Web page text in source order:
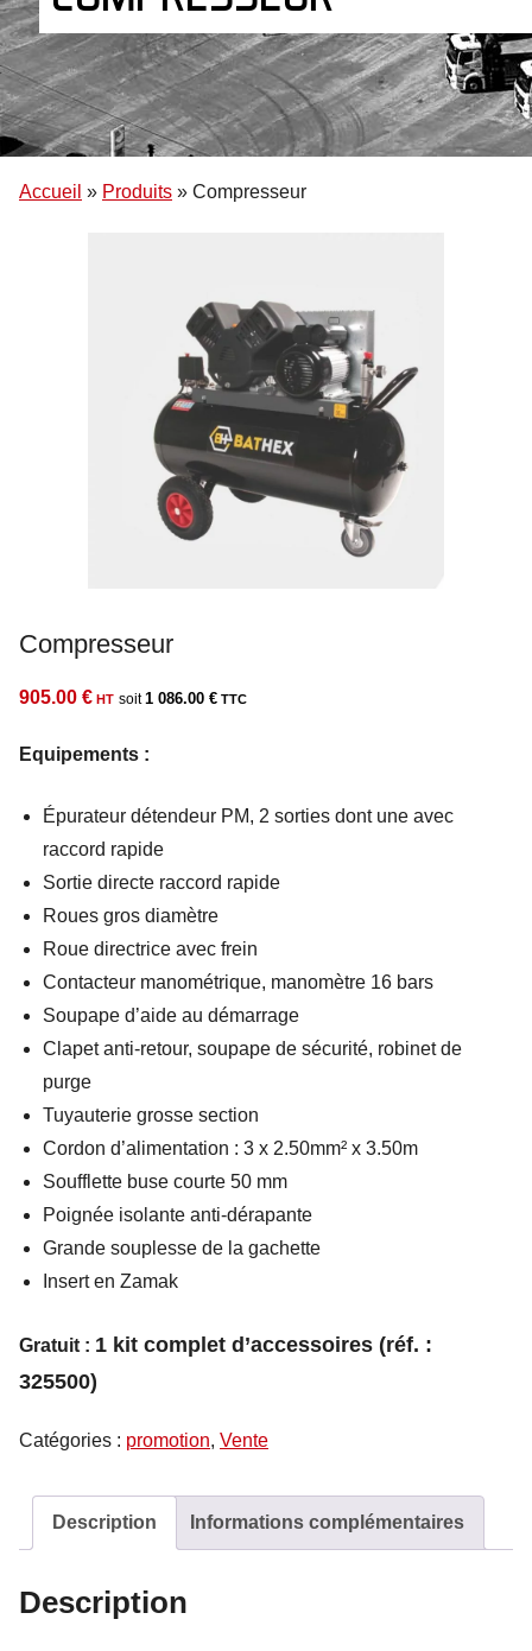
Accueil » Produits » Compresseur
Compresseur
905.00 € 1 086.00 €
Equipements :
Épurateur détendeur PM, 2 sorties dont une avec
raccord rapide
Sortie directe raccord rapide
Roues gros diamètre
Roue directrice avec frein
Contacteur manométrique, manomètre 16 bars
Soupape d’aide au démarrage
Clapet anti-retour, soupape de sécurité, robinet de
purge
Tuyauterie grosse section
Cordon d’alimentation : 3 x 2.50mm² x 3.50m
Soufflette buse courte 50 mm
Poignée isolante anti-dérapante
Grande souplesse de la gachette
Insert en Zamak
Gratuit : 1 kit complet d’accessoires (réf. :
325500)
Catégories : promotion, Vente
Description Informations complémentaires
Description